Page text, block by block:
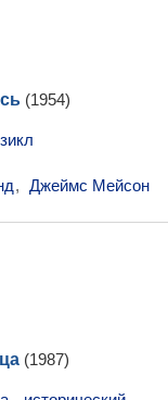
(1954)
, Джеймс Мейсон
(1987)